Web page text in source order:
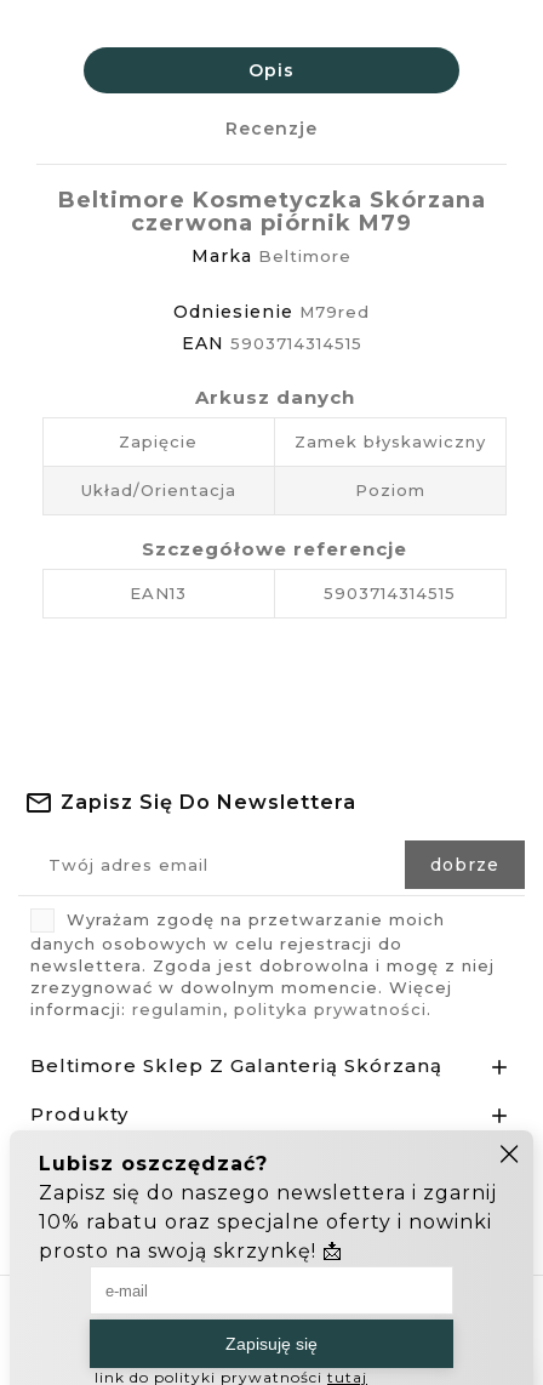
Opis
Recenzje
Beltimore Kosmetyczka Skórzana
czerwona piórnik M79
Marka Beltimore
Odniesienie M79red
EAN 5903714314515
Arkusz danych
Zapięcie Zamek błyskawiczny
Układ/Orientacja Poziom
Szczegółowe referencje
EAN13 5903714314515
Zapisz Się Do Newslettera
Wyrażam zgodę na przetwarzanie moich
danych osobowych w celu rejestracji do
newslettera. Zgoda jest dobrowolna i mogę z niej
zrezygnować w dowolnym momencie. Więcej
informacji: regulamin, polityka prywatności.
Beltimore Sklep Z Galanterią Skórzaną 
Produkty 
Nasza Firma 
Odstąp od umowy tutaj
Zakupy hurtowe:Hurtownia Galanterii